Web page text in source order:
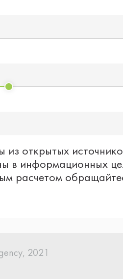
из открытых
в информационных
расчетом
2021